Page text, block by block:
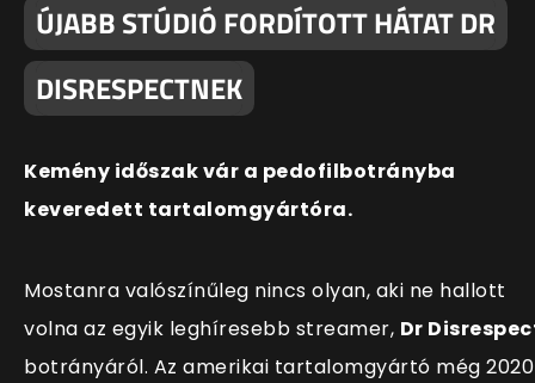
ÚJABB STÚDIÓ FORDÍTOTT HÁTAT DR
DISRESPECTNEK
Kemény időszak vár a pedofilbotrányba
keveredett tartalomgyártóra.
Mostanra valószínűleg nincs olyan, aki ne hallott
volna az egyik leghíresebb streamer, Dr
botrányáról. Az amerikai tartalomgyártó még